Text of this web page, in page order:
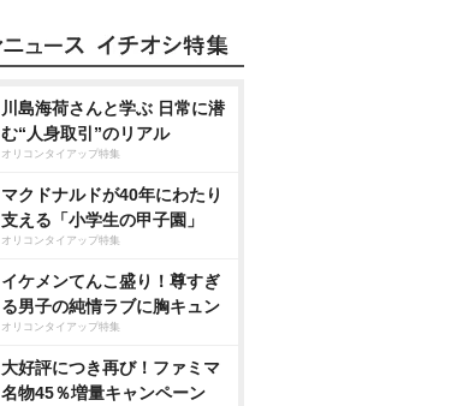
川島海荷さんと学ぶ 日常に潜
む“人身取引”のリアル
オリコンタイアップ特集
マクドナルドが40年にわたり
支える「小学生の甲子園」
オリコンタイアップ特集
イケメンてんこ盛り！尊すぎ
る男子の純情ラブに胸キュン
オリコンタイアップ特集
大好評につき再び！ファミマ
名物45％増量キャンペーン